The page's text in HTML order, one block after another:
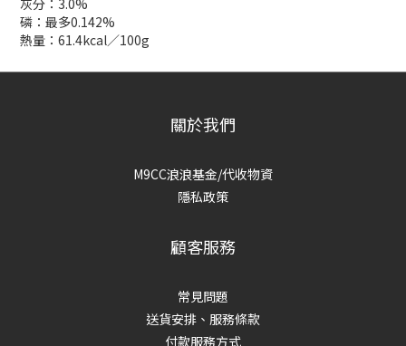
灰分：3.0%
磷：最多0.142%
熱量：61.4kcal／100g
關於我們
M9CC浪浪基金/代收物資
隱私政策
顧客服務
常見問題
送貨安排、服務條款
付款服務方式